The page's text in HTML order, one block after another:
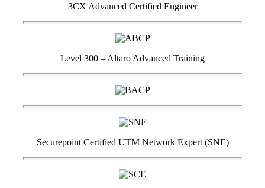
3CX Advanced Certified Engineer
Level 300 – Altaro Advanced Training
Securepoint Certified UTM Network Expert (SNE)